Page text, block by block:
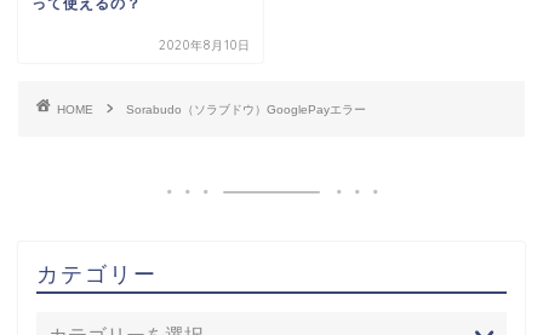
2020年8月10日
HOME Sorabudo（ソラブドウ）GooglePayエラー
カテゴリー